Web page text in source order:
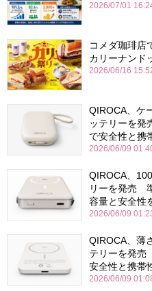
2026/07/01
コメダ珈琲
カリーナンド
2026/06/16
QIROCA、ケ
ッテリーを
で安全性と携
2026/06/09
QIROCA、
リーを発売
容量と安全性
2026/06/09
QIROCA、薄
テリーを発売
安全性と携帯
2026/06/09